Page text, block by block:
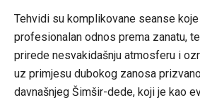
Tehvidi su komplikovane seanse
profesionalan odnos prema zanatu,
prirede nesvakidašnju atmosferu i
uz primjesu dubokog zanosa
davnašnjeg Šimšir-dede, koji je kao